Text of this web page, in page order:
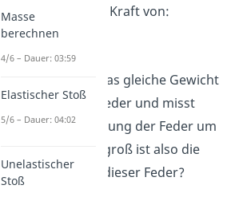
kommst auf eine Kraft von:
Jetzt hängst du das gleiche Gewicht
an eine andere Feder und misst
dabei eine Streckung der Feder um
m. Wie groß ist also die
Federkonstante dieser Feder?
Masse
berechnen
4/6 – Dauer: 03:59
Elastischer Stoß
5/6 – Dauer: 04:02
Unelastischer
Stoß